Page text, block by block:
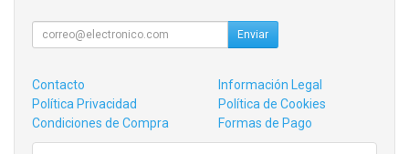
Enviar
Contacto
Información Legal
Política Privacidad
Política de Cookies
Condiciones de Compra
Formas de Pago